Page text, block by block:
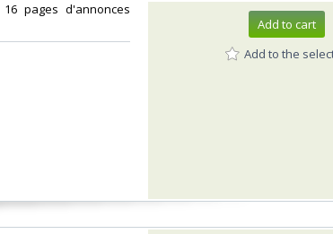
pages d'annonces
Add to cart
Add to the